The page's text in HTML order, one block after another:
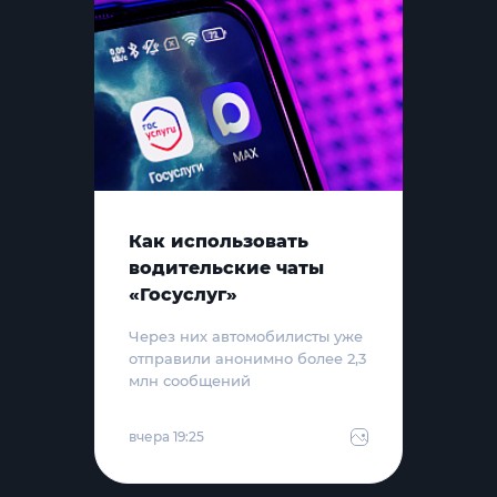
Как использовать
водительские чаты
«Госуслуг»
Через них автомобилисты уже
отправили анонимно более 2,3
млн сообщений
вчера 19:25